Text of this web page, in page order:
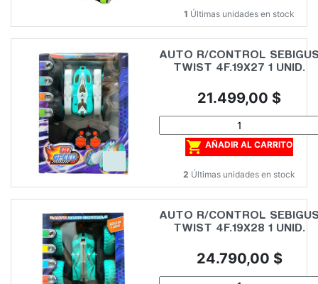
1 Últimas unidades en stock
AUTO R/CONTROL
TWIST 4F.19X27 1 UNID.
Precio
21.499,00 $
 AÑADIR AL CARRITO
2 Últimas unidades en stock
AUTO R/CONTROL
TWIST 4F.19X28 1 UNID.
Precio
24.790,00 $